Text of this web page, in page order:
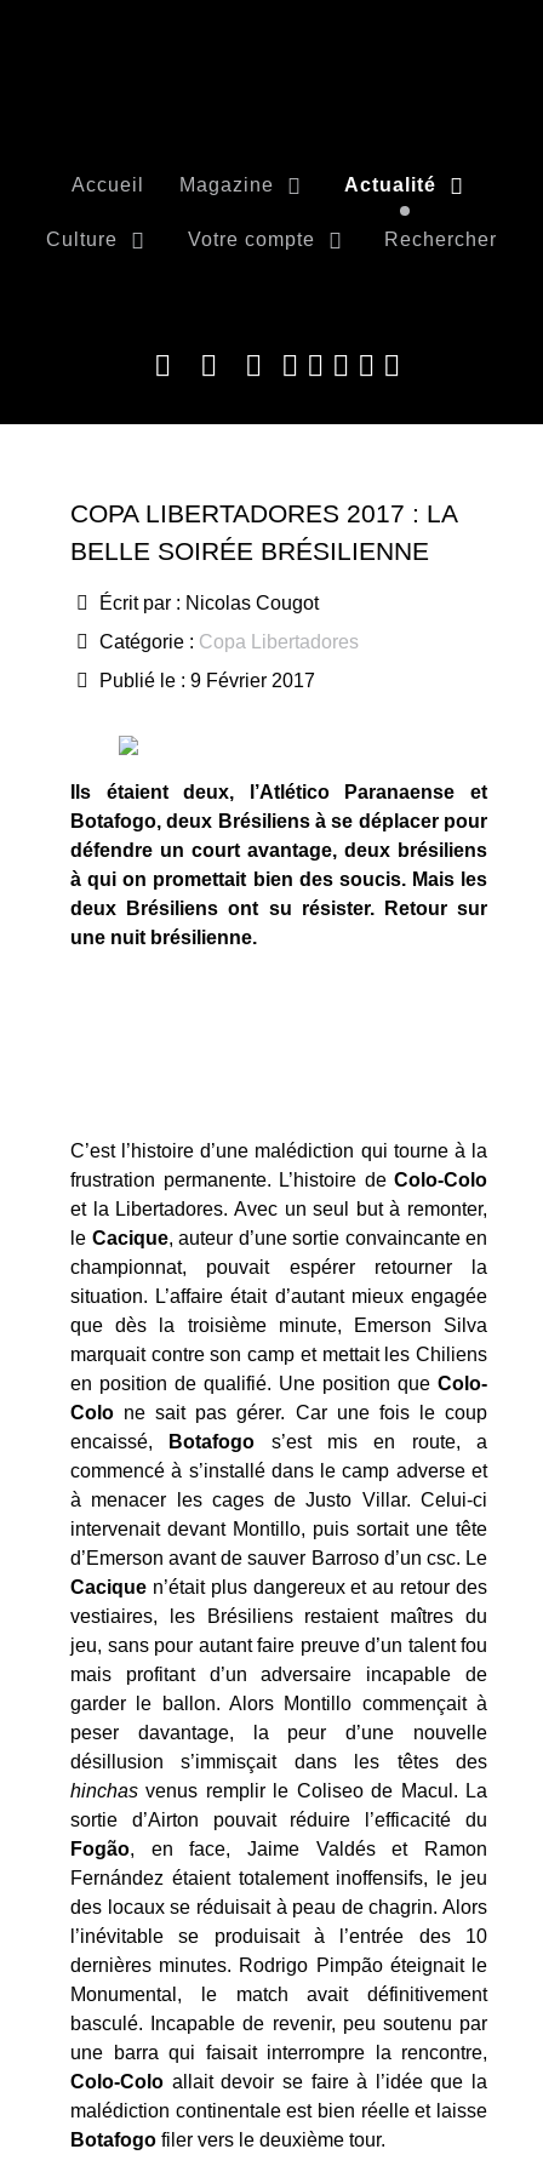
Accueil Magazine Actualité
Culture Votre compte Rechercher
COPA LIBERTADORES 2017 : LA
BELLE SOIRÉE BRÉSILIENNE
Écrit par : Nicolas Cougot
Catégorie : Copa Libertadores
Publié le : 9 Février 2017
Ils étaient deux, l’Atlético Paranaense et
Botafogo, deux Brésiliens à se déplacer pour
défendre un court avantage, deux brésiliens
à qui on promettait bien des soucis. Mais les
deux Brésiliens ont su résister. Retour sur
une nuit brésilienne.
C’est l’histoire d’une malédiction qui tourne à la
frustration permanente. L’histoire de Colo-Colo
et la Libertadores. Avec un seul but à remonter,
le Cacique, auteur d’une sortie convaincante en
championnat, pouvait espérer retourner la
situation. L’affaire était d’autant mieux engagée
que dès la troisième minute, Emerson Silva
marquait contre son camp et mettait les Chiliens
en position de qualifié. Une position que Colo-
Colo ne sait pas gérer. Car une fois le coup
encaissé,
Botafogo s’est mis en route, a
commencé à s’installé dans le camp adverse et
à menacer les cages de Justo Villar. Celui-ci
intervenait devant Montillo, puis sortait une tête
d’Emerson avant de sauver Barroso d’un csc. Le
Cacique n’était plus dangereux et au retour des
vestiaires, les Brésiliens restaient maîtres du
jeu, sans pour autant faire preuve d’un talent fou
mais profitant d’un adversaire incapable de
garder le ballon. Alors Montillo commençait à
peser davantage, la peur d’une nouvelle
désillusion s’immisçait dans les têtes des
hinchas venus remplir le Coliseo de Macul. La
sortie d’Airton pouvait réduire l’efficacité du
Fogão, en face, Jaime Valdés et Ramon
Fernández étaient totalement inoffensifs, le jeu
des locaux se réduisait à peau de chagrin. Alors
l’inévitable se produisait à l’entrée des 10
dernières minutes. Rodrigo Pimpão éteignait le
Monumental, le match avait définitivement
basculé. Incapable de revenir, peu soutenu par
une barra qui faisait interrompre la rencontre,
Colo-Colo allait devoir se faire à l’idée que la
malédiction continentale est bien réelle et laisse
Botafogo filer vers le deuxième tour.